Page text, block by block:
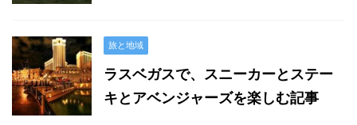
旅と地域
ラスベガスで、スニーカーとステー
キとアベンジャーズを楽しむ記事